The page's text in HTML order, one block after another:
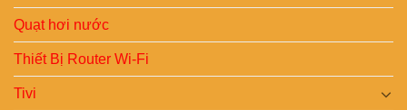
Quạt hơi nước
Thiết Bị Router Wi-Fi
Tivi